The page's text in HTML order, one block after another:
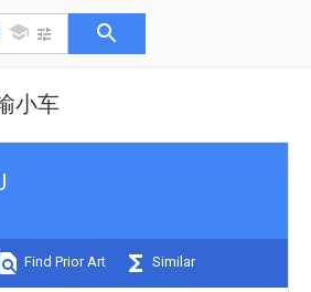
小车
Find Prior Art Similar